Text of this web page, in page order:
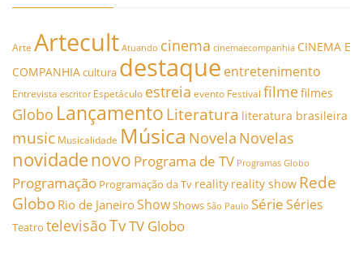
Arte Artecult Atuando cinema cinemaecompanhia CINEMA E
COMPANHIAcultura destaque entretenimento
Entrevista escritor Espetáculo estreia evento Festival filmefilmes
Globo Lançamento Literatura literatura brasileira
music Musicalidade Música Novela Novelas
novidadenovo Programa de TV Programas Globo
Programação Programação da Tv reality reality show Rede
Globo Rio de JaneiroShowShows São Paulo SérieSéries
Teatro televisãoTvTV Globo